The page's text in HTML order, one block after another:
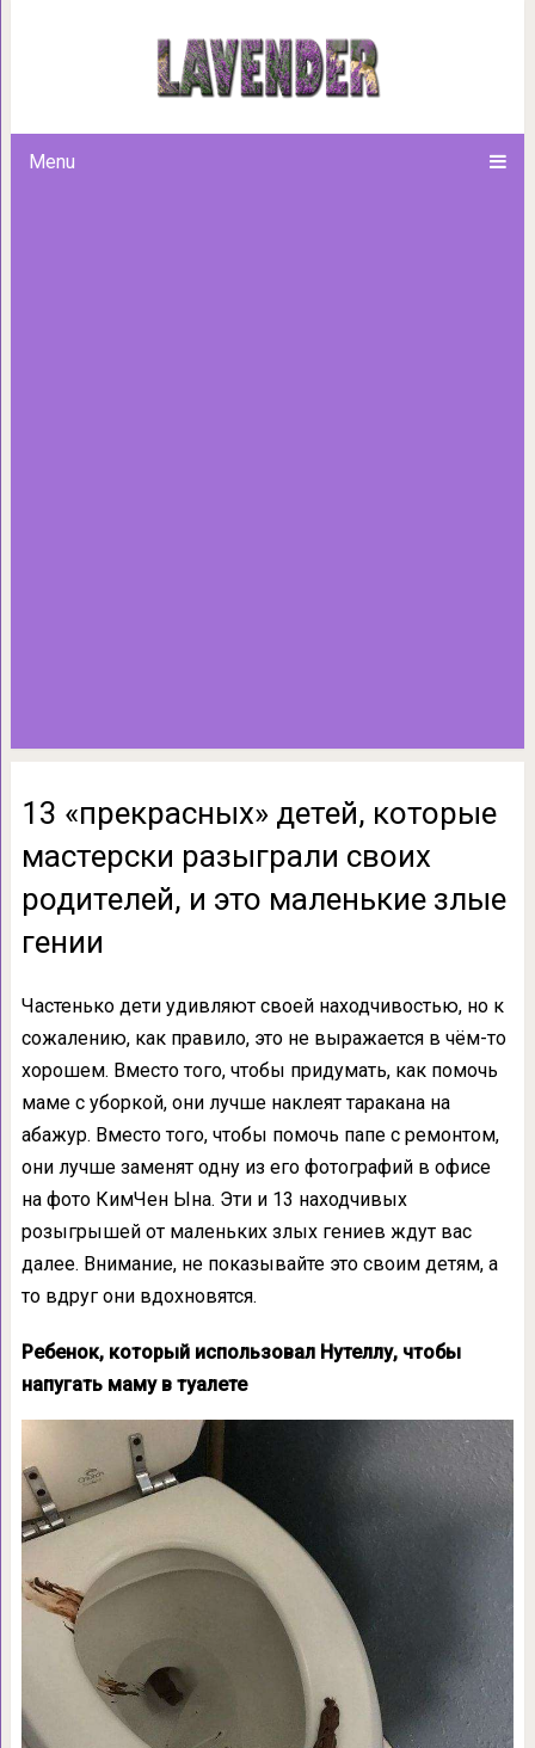
Menu
13 «прекрасных» детей,
своих родителей, и
13 «прекрасных» детей, которые
мастерски разыграли своих
родителей, и это маленькие злые
гении
Частенько дети удивляют своей находчивостью, но к
сожалению, как правило, это не выражается в чём-то
хорошем. Вместо того, чтобы придумать, как помочь
маме с уборкой, они лучше наклеят таракана на
абажур. Вместо того, чтобы помочь папе с ремонтом,
они лучше заменят одну из его фотографий в офисе
на фото КимЧен Ына. Эти и 13 находчивых
розыгрышей от маленьких злых гениев ждут вас
далее. Внимание, не показывайте это своим детям, а
то вдруг они вдохновятся.
Ребенок, который использовал Нутеллу, чтобы
напугать маму в туалете